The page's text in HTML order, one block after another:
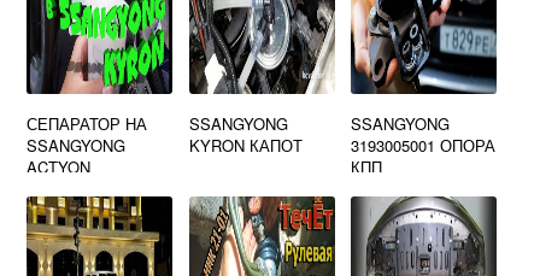
СЕПАРАТОР НА
SSANGYONG
ACTYON
SSANGYONG
KYRON КАПОТ
SSANGYONG
3193005001 ОПОРА
КПП